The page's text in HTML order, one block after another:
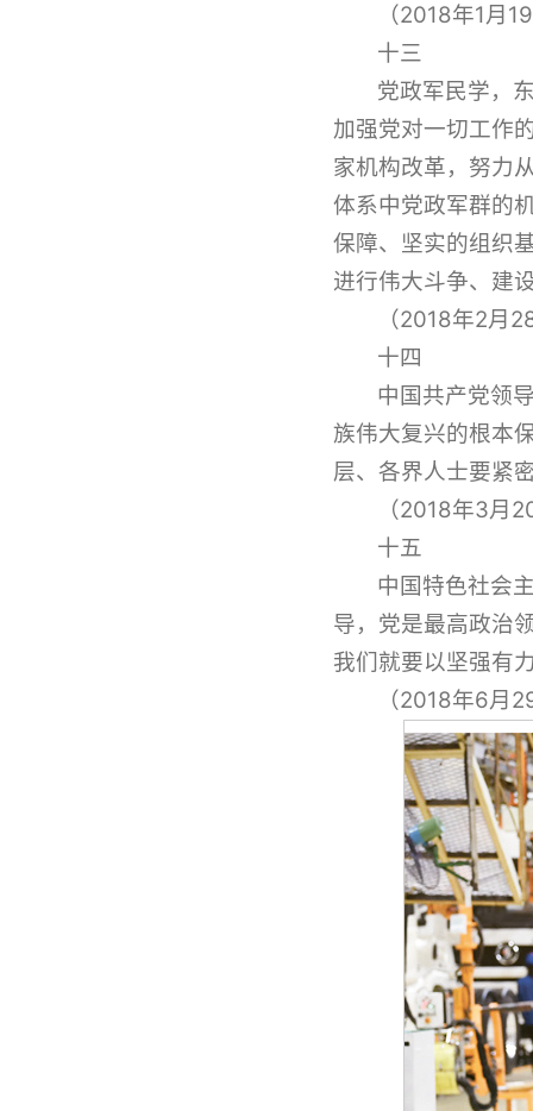
（2018年1月
十三
党政军民学，
加强党对一切工作
家机构改革，努力
体系中党政军群的
保障、坚实的组织
进行伟大斗争、建
（2018年2月
十四
中国共产党领
族伟大复兴的根本
层、各界人士要紧
（2018年3月
十五
中国特色社会
导，党是最高政治
我们就要以坚强有
（2018年6月